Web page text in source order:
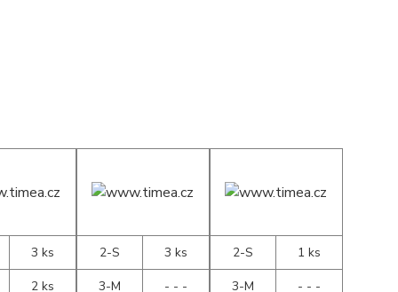
3 ks
2 ks
2-S
3 ks
3-M
- - -
2-S
1 ks
3-M
- - -